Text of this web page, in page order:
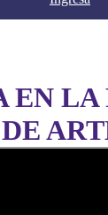
EN LA
DE